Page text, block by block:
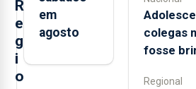
R
e
g
i
o
em
agosto
colegas
fosse
Regional